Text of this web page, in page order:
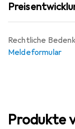
Rechtliche
Meldeformular
Produkte